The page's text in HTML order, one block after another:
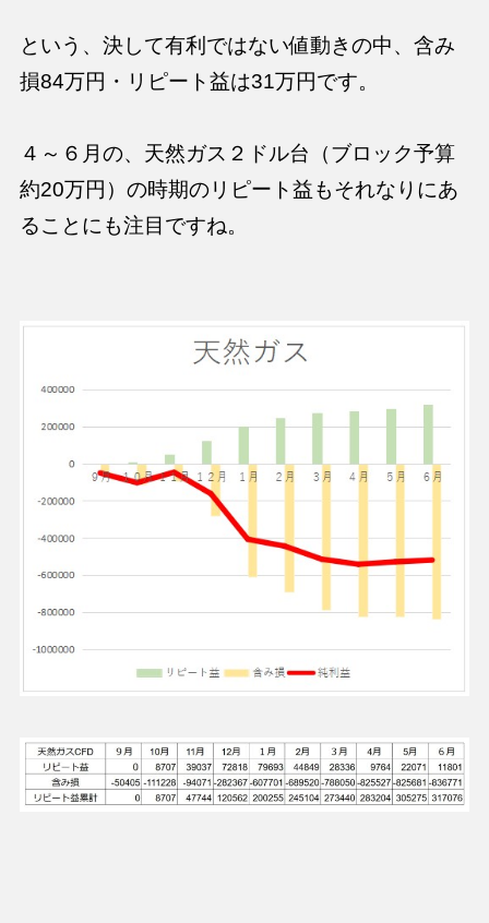
という、決して有利ではない値動きの中、含み
損84万円・リピート益は31万円です。
４～６月の、天然ガス２ドル台（ブロック予算
約20万円）の時期のリピート益もそれなりにあ
ることにも注目ですね。